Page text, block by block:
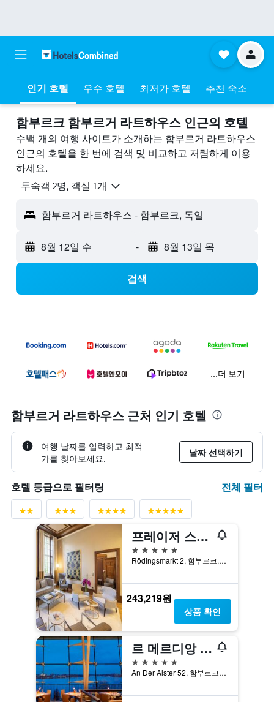
인기 호텔 우수 호텔 최저가 호텔 추천 숙소
함부르크 함부르거 라트하우스 ​인근의 호텔
수백 개의 여행 사이트가 소개하는 함부르거 라트하우스
인근의 호텔을 한 번에 검색 및 비교하고 저렴하게 이용
하세요.
​투숙객 2​명, ​객실 1개
함부르거 라트하우스 - 함부르크, 독일
8월 12일 수 - 8월 13일 목
검색
...더 보기
함부르거 라트하우스 근처 인기 호텔
여행 날짜를 입력하고 최적
가를 찾아보세요.
날짜 선택하기
호텔 등급으로 필터링 전체 필터
프레이저 스위트 함부르크
5성급
Rödingsmarkt 2, 함부르크, 함부르크, 독일
243,219원
상품 확인
르 메르디앙 함부르크
5성급
An Der Alster 52, 함부르크, 함부르크, 독일